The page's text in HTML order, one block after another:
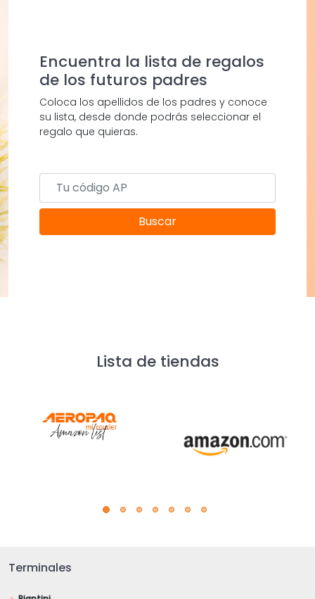
Encuentra la lista de regalos
de los futuros padres
Coloca los apellidos de los padres y conoce
su lista, desde donde podrás seleccionar el
regalo que quieras.
Buscar
Lista de tiendas
Terminales